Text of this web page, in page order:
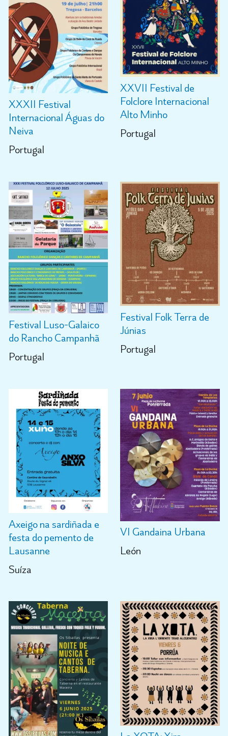
XXXII Festival
Internacional Águas do
Neiva
Portugal
XXVII Festival de
Folclore Internacional
Alto Minho
Portugal
Festival Luso-Galaico
do Rancho Campanhã
Portugal
Festival Folk Terra de
Júnias
Portugal
Axeigo na sardiñada e
festa do pemento de
Lausanne
Suíza
VI Gandaina Urbana
León